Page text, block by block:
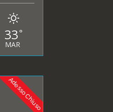
33°
MAR
Adesso Chiuso